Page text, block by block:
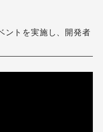
ントを実施し、開発者